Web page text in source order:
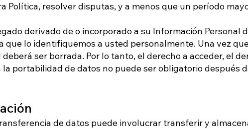
Política, resolver disputas, y a menos que un período
derivado de o incorporado a su Información Personal
que lo identifiquemos a usted personalmente. Una vez
ser borrada. Por lo tanto, el derecho a acceder, el
portabilidad de datos no puede ser obligatorio después
de datos puede involucrar transferir y